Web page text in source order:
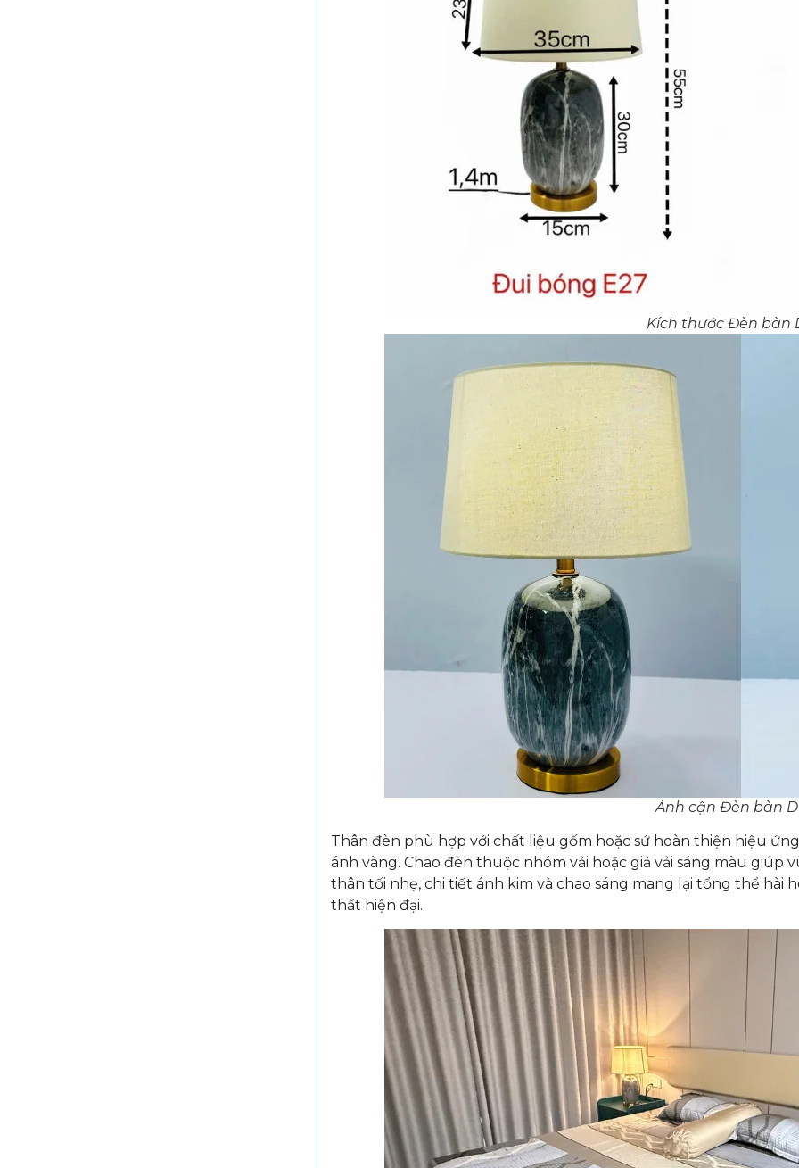
Kích thước Đèn bàn
Ảnh cận Đèn bàn
Thân đèn phù hợp với chất liệu gốm hoặc sứ hoàn thiện hiệu
ánh vàng. Chao đèn thuộc nhóm vải hoặc giả vải sáng màu giúp
thân tối nhẹ, chi tiết ánh kim và chao sáng mang lại tổng thể hài
thất hiện đại.